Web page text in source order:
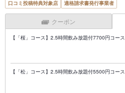
口コミ投稿特典対象店 適格請求書発行事業者
クーポン
【「桜」コース】2.5時間飲み放題付7700円コース
【「松」コース】2.5時間飲み放題付5500円コース